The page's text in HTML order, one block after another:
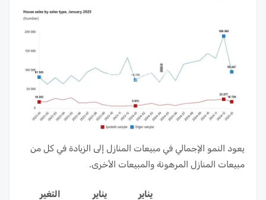
يعود النمو الإجمالي في مبيعات المنازل إلى الزيادة في كل من
مبيعات المنازل المرهونة والمبيعات الأخرى.
يناير
يناير
التغير